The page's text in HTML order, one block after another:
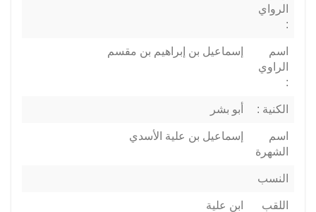
الرواي
:
اسم
الراوي
:
إسماعيل بن إبراهيم بن مقسم
الكنية : أبو بشر
اسم
الشهرة
إسماعيل بن علية الأسدي
النسب
اللقب ابن علية